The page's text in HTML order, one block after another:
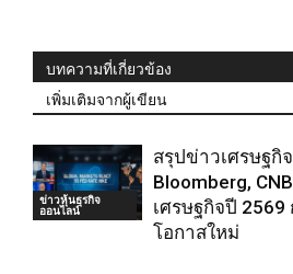
บทความที่เกี่ยวข้อง
เพิ่มเติมจากผู้เขียน
ข่าวหุ้นธุรกิจ
ออนไลน์
สรุปข่าวเศรษฐกิ
Bloomberg,
เศรษฐกิจปี
โอกาสใหม่